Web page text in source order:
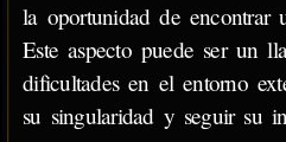
la oportunidad de encontrar
Este aspecto puede ser un
dificultades en el entorno
su singularidad y seguir su